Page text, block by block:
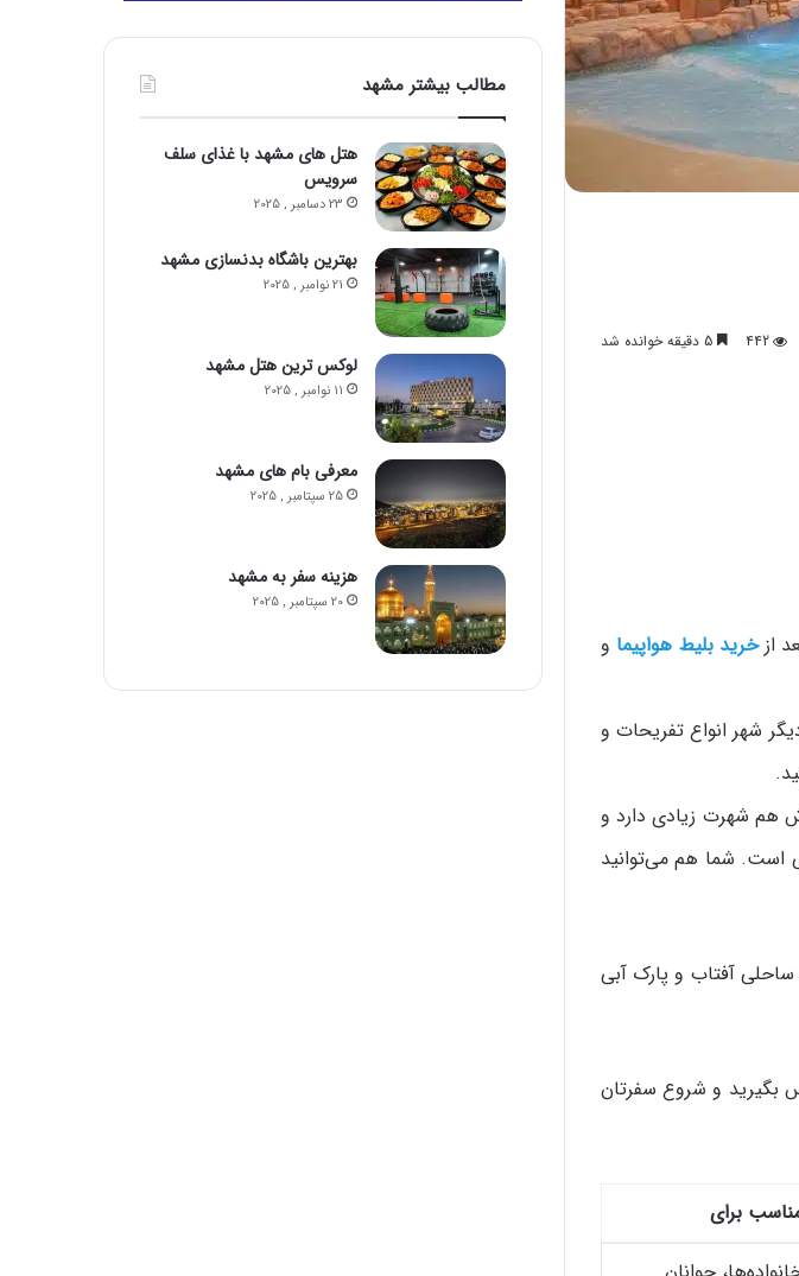
442
ازخرید بلیط هواپیما و
شهر انواع تفریحات و
هم شهرت زیادی دارد و
است. شما هم می‌توانید
آفتاب و پارک آبی
بگیرید و شروع سفرتان
برای
مطالب بیشتر مشهد
هتل‌ های مشهد با غذای سلف
سرویس
23 دسامبر , 2025
بهترین باشگاه‌ بدنسازی مشهد
21 نوامبر , 2025
لوکس‌ ترین هتل‌ مشهد
11 نوامبر , 2025
معرفی بام های مشهد
25 سپتامبر , 2025
هزینه سفر به مشهد
20 سپتامبر , 2025